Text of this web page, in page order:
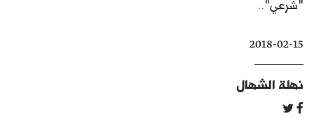
بالصورة
كتّابنا
الأرشيف
"شرعي"..
2018-02-15
نهلة الشهال